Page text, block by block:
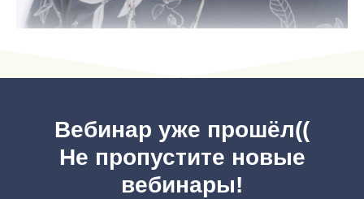
Вебинар уже прошёл((
Не пропустите новые
вебинары!